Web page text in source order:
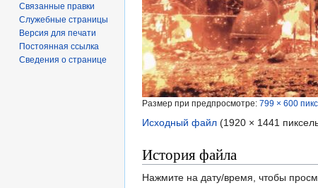
Размер при предпросмотре: 799 × 600
Исходный файл (1920 × 1441
История файла
Нажмите на дату/время, чтобы
Связанные правки
Служебные страницы
Версия для печати
Постоянная ссылка
Сведения о странице